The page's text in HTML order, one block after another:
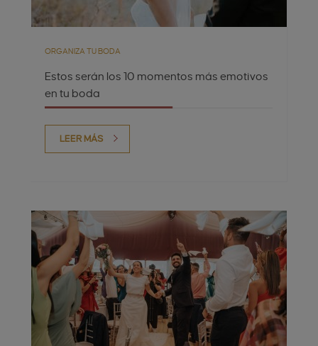
ORGANIZA TU BODA
Estos serán los 10 momentos más emotivos
en tu boda
LEER MÁS